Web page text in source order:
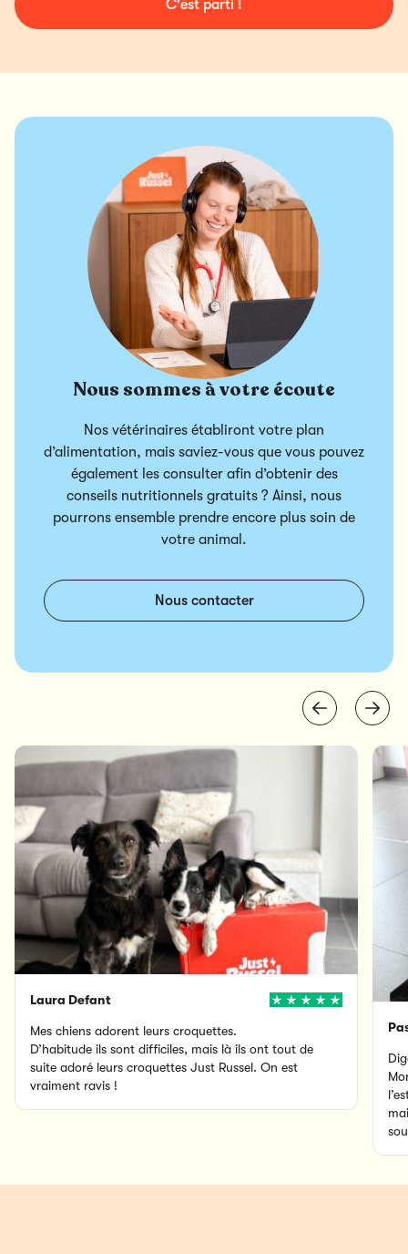
C'est parti !
Nous sommes à votre écoute
Nos vétérinaires établiront votre plan
d’alimentation, mais saviez-vous que vous pouvez
également les consulter afin d’obtenir des
conseils nutritionnels gratuits ? Ainsi, nous
pourrons ensemble prendre encore plus soin de
votre animal.
Nous contacter
Laura Defant
Mes chiens adorent leurs croquettes.
D’habitude ils sont difficiles, mais là ils ont tout de
suite adoré leurs croquettes Just Russel. On est
vraiment ravis !